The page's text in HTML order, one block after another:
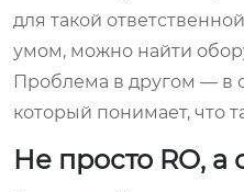
для такой
умом, можно найти
Проблема в другом — в
который понимает, что
Не просто RO, а